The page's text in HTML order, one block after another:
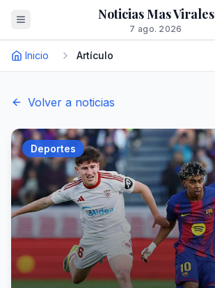
Noticias Mas Virales
7 ago. 2026
Inicio Artículo
Volver a noticias
Deportes